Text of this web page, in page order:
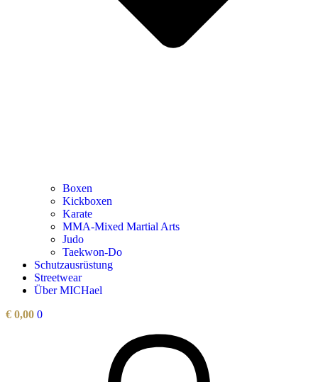
Boxen
Kickboxen
Karate
MMA-Mixed Martial Arts
Judo
Taekwon-Do
Schutzausrüstung
Streetwear
Über MICHael
€ 0,00 0